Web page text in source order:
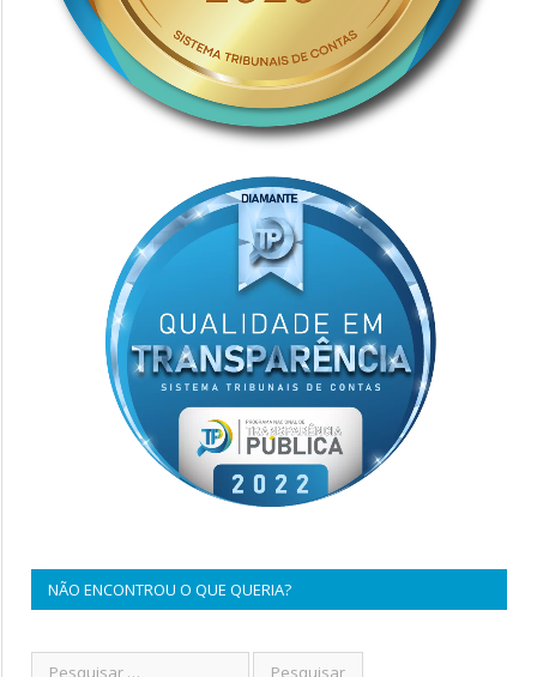
NÃO ENCONTROU O QUE QUERIA?